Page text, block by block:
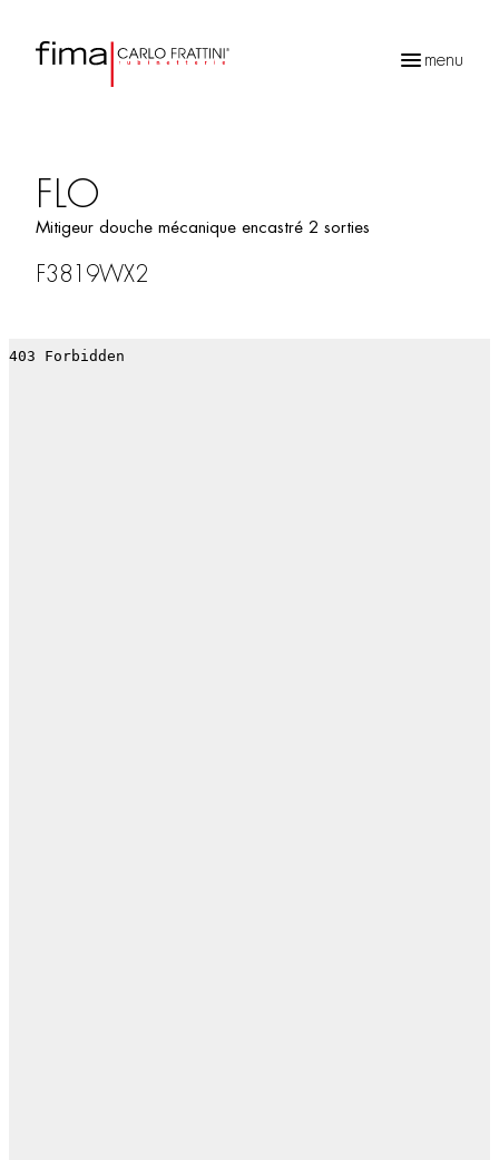
menu
FLO
Mitigeur douche mécanique encastré 2 sorties
F3819WX2